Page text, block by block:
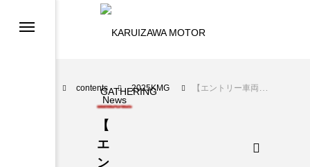
contents 2025KMG 【エントリー車両のご紹介12】Concours of Elegance ＠KARUIZAWA 2025 AUTUMN
News
【
エ
ン